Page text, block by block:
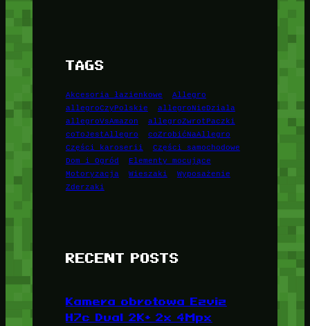
TAGS
Akcesoria łazienkowe
Allegro
allegroCzyPolskie
allegroNieDziala
allegroVsAmazon
allegroZwrotPaczki
coToJestAllegro
coZrobićNaAllegro
Części karoserii
Części samochodowe
Dom i Ogród
Elementy mocujące
Motoryzacja
Wieszaki
Wyposażenie
Zderzaki
RECENT POSTS
Kamera obrotowa Ezviz
H7c Dual 2K+ 2x 4Mpx